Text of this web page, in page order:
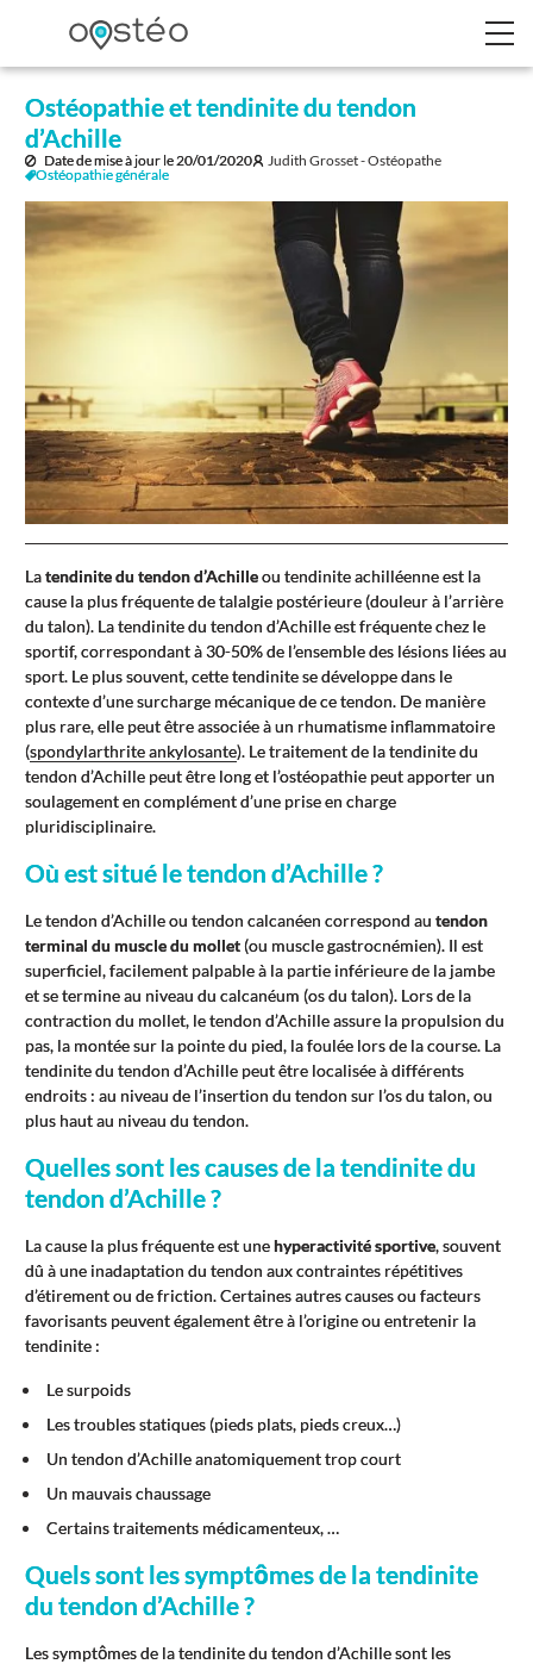
Ostéopathie et tendinite du tendon
d’Achille
Date de mise à jour le20/01/2020
Judith Grosset - Ostéopathe
Ostéopathie générale
Latendinite du tendon d’Achilleou tendinite achilléenne est la
cause la plus fréquente de talalgie postérieure (douleur à l’arrière
du talon). La tendinite du tendon d’Achille est fréquente chez le
sportif, correspondant à 30-50% de l’ensemble des lésions liées au
sport. Le plus souvent, cette tendinite se développe dans le
contexte d’une surcharge mécanique de ce tendon. De manière
plus rare, elle peut être associée à un rhumatisme inflammatoire
(spondylarthrite ankylosante). Le traitement de la tendinite du
tendon d’Achille peut être long et l’ostéopathie peut apporter un
soulagement en complément d’une prise en charge
pluridisciplinaire.
Où est situé le tendon d’Achille ?
Le tendon d’Achille ou tendon calcanéen correspond au tendon
terminal du muscle du mollet (ou muscle gastrocnémien). Il est
superficiel, facilement palpable à la partie inférieure de la jambe
et se termine au niveau du calcanéum (os du talon). Lors de la
contraction du mollet, le tendon d’Achille assure la propulsion du
pas, la montée sur la pointe du pied, la foulée lors de la course. La
tendinite du tendon d’Achille peut être localisée à différents
endroits : au niveau de l’insertion du tendon sur l’os du talon, ou
plus haut au niveau du tendon.
Quelles sont les causes de la tendinite du
tendon d’Achille ?
La cause la plus fréquente est unehyperactivité sportive, souvent
dû à une inadaptation du tendon aux contraintes répétitives
d’étirement ou de friction. Certaines autres causes ou facteurs
favorisants peuvent également être à l’origine ou entretenir la
tendinite :
Le surpoids
Les troubles statiques (pieds plats, pieds creux…)
Un tendon d’Achille anatomiquement trop court
Un mauvais chaussage
Certains traitements médicamenteux, …
Quels sont les symptômes de la tendinite
du tendon d’Achille ?
Les symptômes de la tendinite du tendon d’Achille sont les